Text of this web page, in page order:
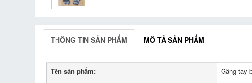
THÔNG TIN SẢN PHẨM MÔ TẢ SẢN PHẨM
Tên sản phẩm:
Găng tay